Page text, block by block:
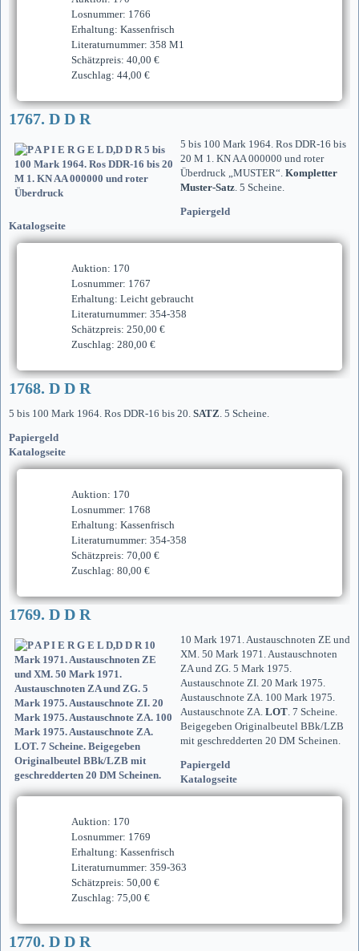
Losnummer: 1766
Erhaltung: Kassenfrisch
Literaturnummer: 358 M1
Schätzpreis: 40,00 €
Zuschlag: 44,00 €
1767. D D R
5 bis 100 Mark 1964. Ros DDR-16 bis
20 M 1. KN AA 000000 und roter
Überdruck „MUSTER“. Kompletter
Muster-Satz. 5 Scheine.
Papiergeld
Katalogseite
Auktion: 170
Losnummer: 1767
Erhaltung: Leicht gebraucht
Literaturnummer: 354-358
Schätzpreis: 250,00 €
Zuschlag: 280,00 €
1768. D D R
5 bis 100 Mark 1964. Ros DDR-16 bis 20. SATZ. 5 Scheine.
Papiergeld
Katalogseite
Auktion: 170
Losnummer: 1768
Erhaltung: Kassenfrisch
Literaturnummer: 354-358
Schätzpreis: 70,00 €
Zuschlag: 80,00 €
1769. D D R
10 Mark 1971. Austauschnoten ZE und
XM. 50 Mark 1971. Austauschnoten
ZA und ZG. 5 Mark 1975.
Austauschnote ZI. 20 Mark 1975.
Austauschnote ZA. 100 Mark 1975.
Austauschnote ZA. LOT. 7 Scheine.
Beigegeben Originalbeutel BBk/LZB
mit geschredderten 20 DM Scheinen.
Papiergeld
Katalogseite
Auktion: 170
Losnummer: 1769
Erhaltung: Kassenfrisch
Literaturnummer: 359-363
Schätzpreis: 50,00 €
Zuschlag: 75,00 €
1770. D D R